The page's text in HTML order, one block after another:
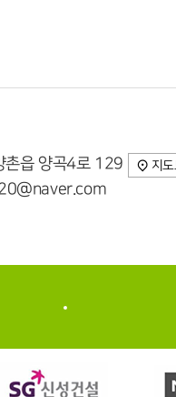
촌읍 양곡4로 129 지도